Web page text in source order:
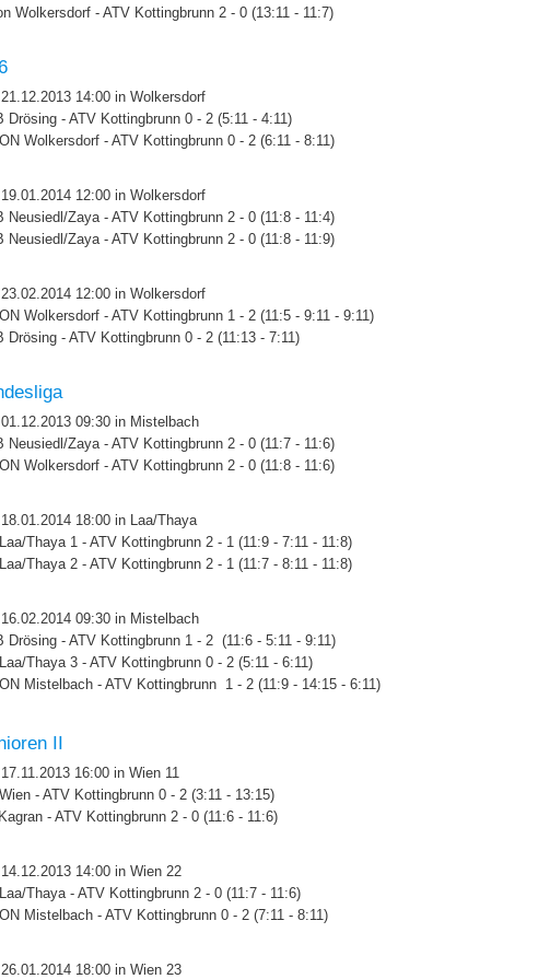
Wolkersdorf - ATV Kottingbrunn 2 - 0 (13:11 - 11:7)
14:00 in Wolkersdorf
Drösing - ATV Kottingbrunn 0 - 2 (5:11 - 4:11)
Wolkersdorf - ATV Kottingbrunn 0 - 2 (6:11 - 8:11)
12:00 in Wolkersdorf
Neusiedl/Zaya - ATV Kottingbrunn 2 - 0 (11:8 - 11:4)
Neusiedl/Zaya - ATV Kottingbrunn 2 - 0 (11:8 - 11:9)
12:00 in Wolkersdorf
Wolkersdorf - ATV Kottingbrunn 1 - 2 (11:5 - 9:11 - 9:11)
Drösing - ATV Kottingbrunn 0 - 2 (11:13 - 7:11)
09:30 in Mistelbach
Neusiedl/Zaya - ATV Kottingbrunn 2 - 0 (11:7 - 11:6)
Wolkersdorf - ATV Kottingbrunn 2 - 0 (11:8 - 11:6)
18:00 in Laa/Thaya
Thaya 1 - ATV Kottingbrunn 2 - 1 (11:9 - 7:11 - 11:8)
Thaya 2 - ATV Kottingbrunn 2 - 1 (11:7 - 8:11 - 11:8)
09:30 in Mistelbach
Drösing - ATV Kottingbrunn 1 - 2 (11:6 - 5:11 - 9:11)
Thaya 3 - ATV Kottingbrunn 0 - 2 (5:11 - 6:11)
Mistelbach - ATV Kottingbrunn 1 - 2 (11:9 - 14:15 - 6:11)
II
16:00 in Wien 11
- ATV Kottingbrunn 0 - 2 (3:11 - 13:15)
- ATV Kottingbrunn 2 - 0 (11:6 - 11:6)
14:00 in Wien 22
Thaya - ATV Kottingbrunn 2 - 0 (11:7 - 11:6)
Mistelbach - ATV Kottingbrunn 0 - 2 (7:11 - 8:11)
18:00 in Wien 23